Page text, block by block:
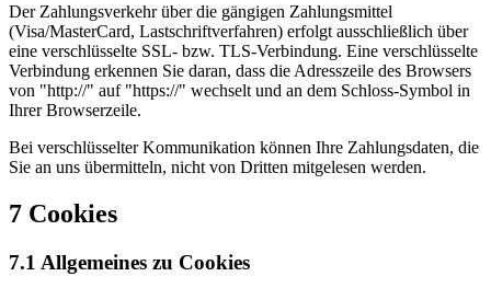
Der Zahlungsverkehr über die gängigen Zahlungsmittel
(Visa/MasterCard, Lastschriftverfahren) erfolgt ausschließlich über
eine verschlüsselte SSL- bzw. TLS-Verbindung. Eine verschlüsselte
Verbindung erkennen Sie daran, dass die Adresszeile des Browsers
von "http://" auf "https://" wechselt und an dem Schloss-Symbol in
Ihrer Browserzeile.
Bei verschlüsselter Kommunikation können Ihre Zahlungsdaten, die
Sie an uns übermitteln, nicht von Dritten mitgelesen werden.
7 Cookies
7.1 Allgemeines zu Cookies